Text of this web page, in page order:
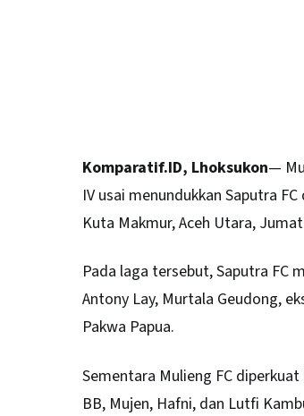
Komparatif.ID, Lhoksukon—
IV usai menundukkan Saputra
Kuta Makmur, Aceh Utara,
Pada laga tersebut, Saputra FC
Antony Lay, Murtala Geudong,
Pakwa Papua.
Sementara Mulieng FC
BB, Mujen, Hafni, dan Lutfi